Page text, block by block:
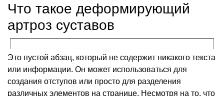
Что такое деформирующий
артроз суставов
Это пустой абзац, который не содержит никакого текста
или информации. Он может использоваться для
создания отступов или просто для разделения
различных элементов на странице. Несмотря на то, что